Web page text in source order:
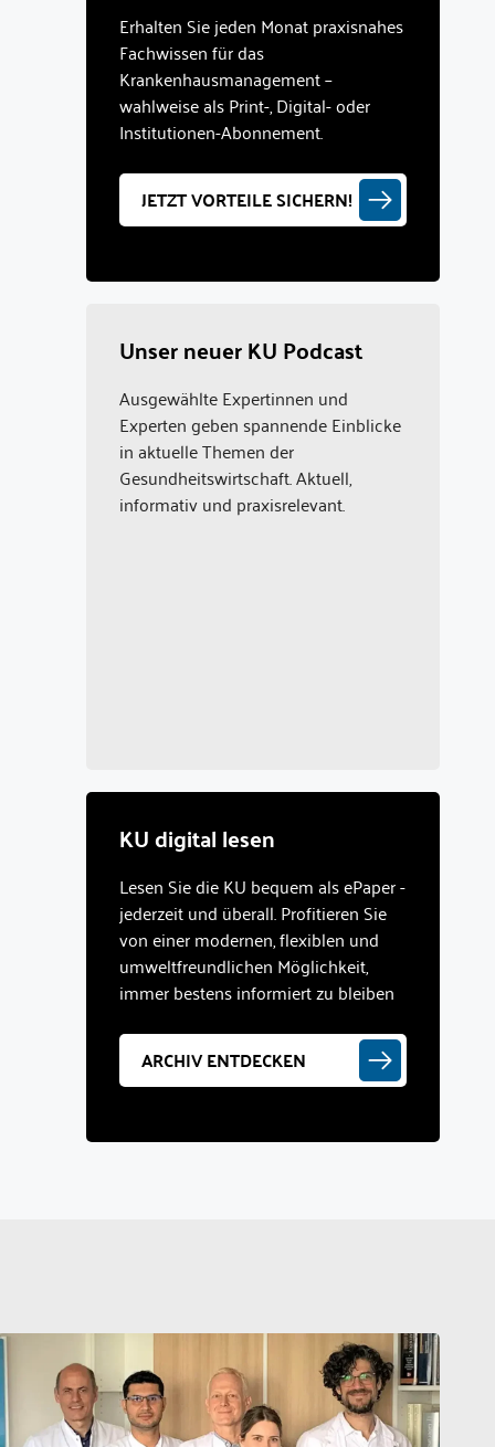
Erhalten Sie jeden Monat praxisnahes
Fachwissen für das
Krankenhausmanagement –
wahlweise als Print-, Digital- oder
Institutionen-Abonnement.
JETZT VORTEILE SICHERN!
Unser neuer KU Podcast
Ausgewählte Expertinnen und
Experten geben spannende Einblicke
in aktuelle Themen der
Gesundheitswirtschaft. Aktuell,
informativ und praxisrelevant.
KU digital lesen
Lesen Sie die KU bequem als ePaper -
jederzeit und überall. Profitieren Sie
von einer modernen, flexiblen und
umweltfreundlichen Möglichkeit,
immer bestens informiert zu bleiben
ARCHIV ENTDECKEN